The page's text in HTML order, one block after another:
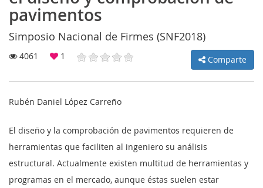
MI
NOTICIAS
BLOG
CLUB
pavimentos
Simposio Nacional de Firmes (SNF2018)
4061 1 Comparte
Rubén Daniel López Carreño
El diseño y la comprobación de pavimentos requieren de
herramientas que faciliten al ingeniero su análisis
estructural. Actualmente existen multitud de herramientas y
programas en el mercado, aunque éstas suelen estar